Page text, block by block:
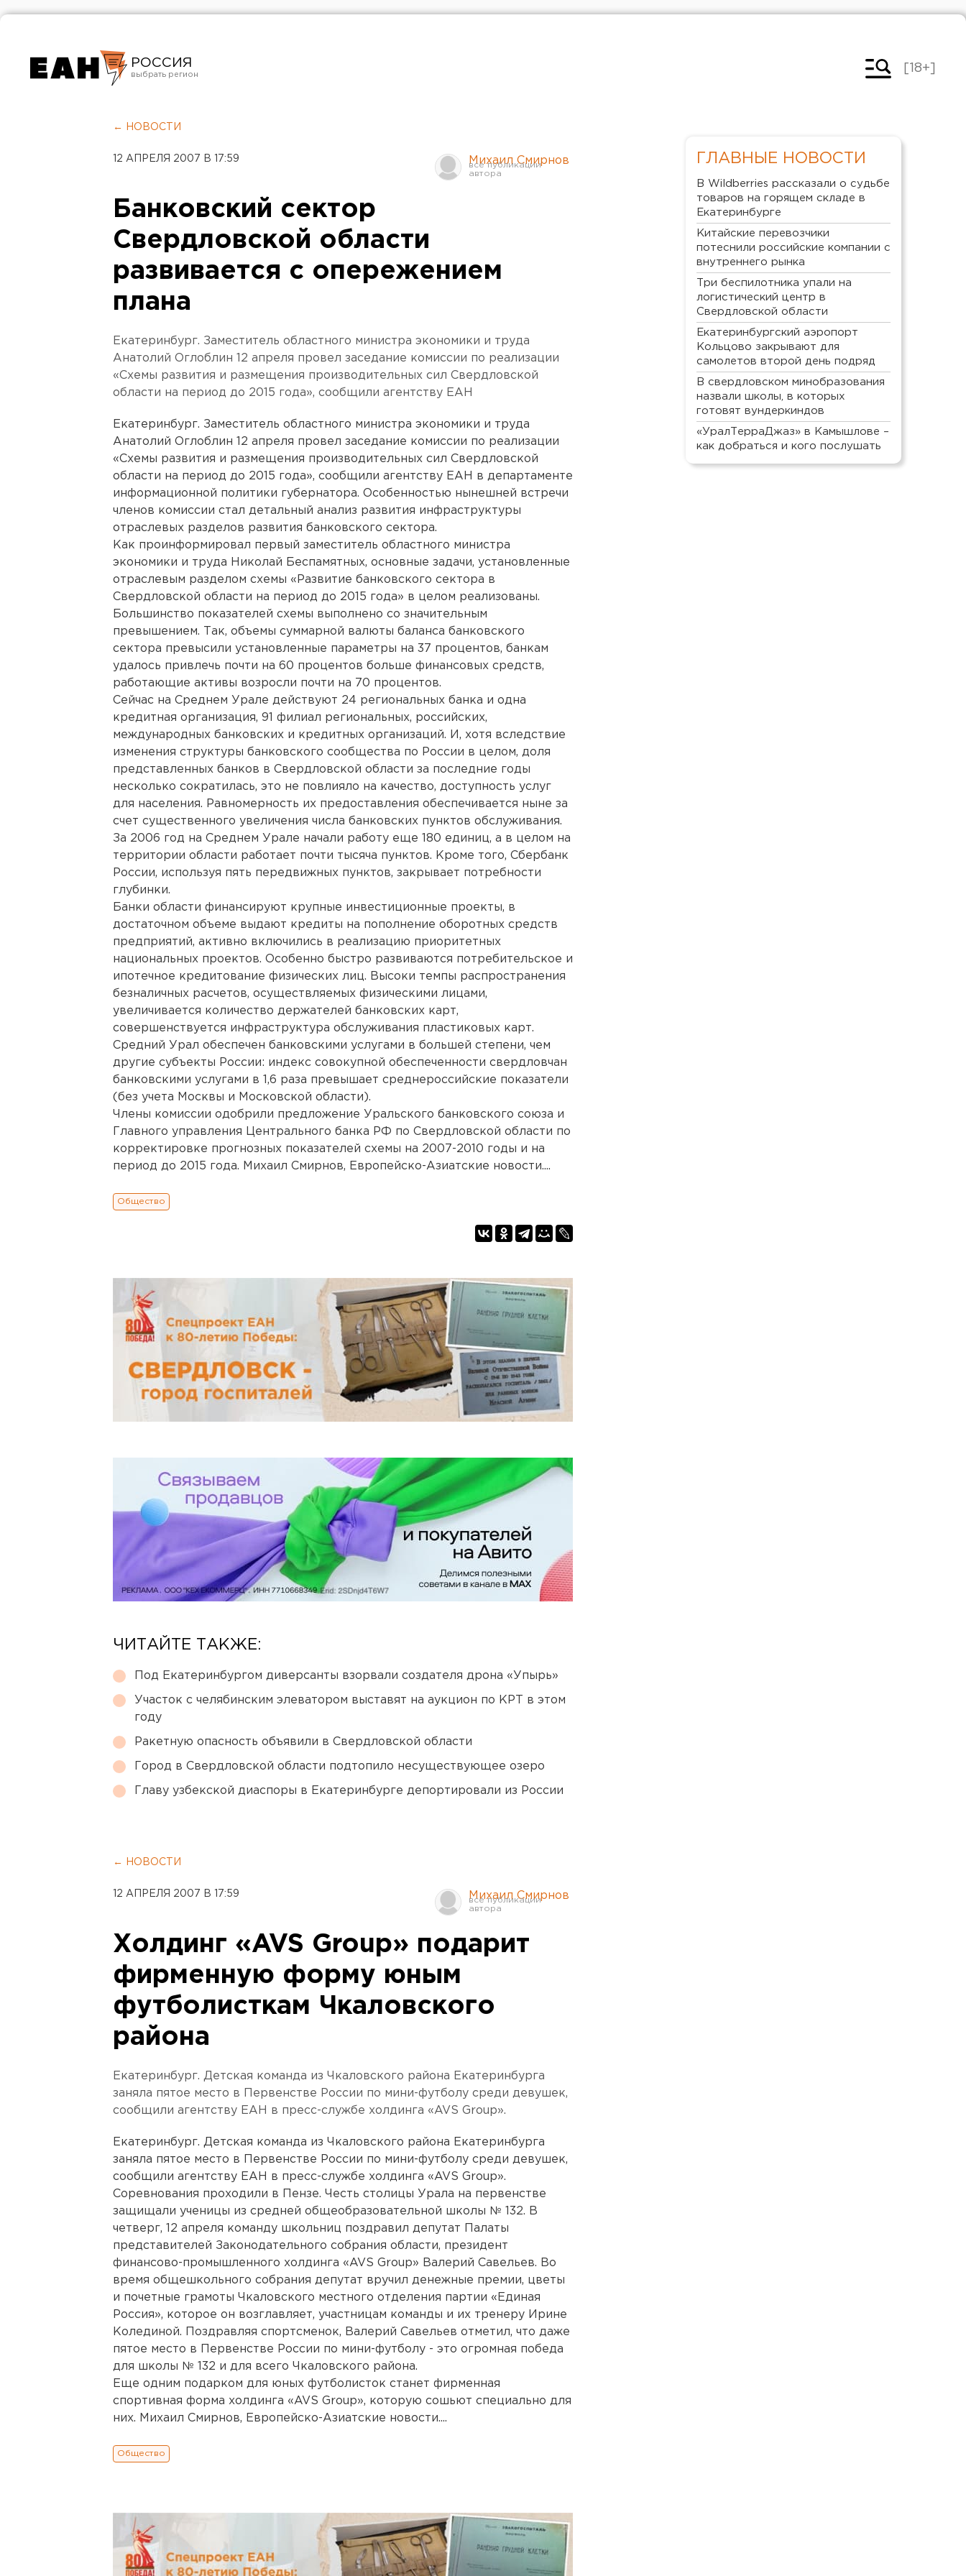
РОССИЯ
Челябинск
[18+]
← НОВОСТИ
12 АПРЕЛЯ 2007 В 17:59 Михаил Смирнов
Банковский сектор
Свердловской области
развивается с опережением
плана
Екатеринбург. Заместитель областного министра экономики и труда
Анатолий Оглоблин 12 апреля провел заседание комиссии по реализации
«Схемы развития и размещения производительных сил Свердловской
области на период до 2015 года», сообщили агентству ЕАН
Екатеринбург. Заместитель областного министра экономики и труда
Анатолий Оглоблин 12 апреля провел заседание комиссии по реализации
«Схемы развития и размещения производительных сил Свердловской
области на период до 2015 года», сообщили агентству ЕАН в департаменте
информационной политики губернатора. Особенностью нынешней встречи
членов комиссии стал детальный анализ развития инфраструктуры
отраслевых разделов развития банковского сектора.
Как проинформировал первый заместитель областного министра
экономики и труда Николай Беспамятных, основные задачи, установленные
отраслевым разделом схемы «Развитие банковского сектора в
Свердловской области на период до 2015 года» в целом реализованы.
Большинство показателей схемы выполнено со значительным
превышением. Так, объемы суммарной валюты баланса банковского
сектора превысили установленные параметры на 37 процентов, банкам
удалось привлечь почти на 60 процентов больше финансовых средств,
работающие активы возросли почти на 70 процентов.
Сейчас на Среднем Урале действуют 24 региональных банка и одна
кредитная организация, 91 филиал региональных, российских,
международных банковских и кредитных организаций. И, хотя вследствие
изменения структуры банковского сообщества по России в целом, доля
представленных банков в Свердловской области за последние годы
несколько сократилась, это не повлияло на качество, доступность услуг
для населения. Равномерность их предоставления обеспечивается ныне за
счет существенного увеличения числа банковских пунктов обслуживания.
За 2006 год на Среднем Урале начали работу еще 180 единиц, а в целом на
территории области работает почти тысяча пунктов. Кроме того, Сбербанк
России, используя пять передвижных пунктов, закрывает потребности
глубинки.
Банки области финансируют крупные инвестиционные проекты, в
достаточном объеме выдают кредиты на пополнение оборотных средств
предприятий, активно включились в реализацию приоритетных
национальных проектов. Особенно быстро развиваются потребительское и
ипотечное кредитование физических лиц. Высоки темпы распространения
безналичных расчетов, осуществляемых физическими лицами,
увеличивается количество держателей банковских карт,
совершенствуется инфраструктура обслуживания пластиковых карт.
Средний Урал обеспечен банковскими услугами в большей степени, чем
другие субъекты России: индекс совокупной обеспеченности свердловчан
банковскими услугами в 1,6 раза превышает среднероссийские показатели
(без учета Москвы и Московской области).
Члены комиссии одобрили предложение Уральского банковского союза и
Главного управления Центрального банка РФ по Свердловской области по
корректировке прогнозных показателей схемы на 2007-2010 годы и на
период до 2015 года. Михаил Смирнов, Европейско-Азиатские новости....
Общество
ЧИТАЙТЕ ТАКЖЕ:
Под Екатеринбургом диверсанты взорвали создателя дрона «Упырь»
Участок с челябинским элеватором выставят на аукцион по КРТ в этом
году
Ракетную опасность объявили в Свердловской области
Город в Свердловской области подтопило несуществующее озеро
Главу узбекской диаспоры в Екатеринбурге депортировали из России
← НОВОСТИ
12 АПРЕЛЯ 2007 В 17:59 Михаил Смирнов
Холдинг «AVS Group» подарит
фирменную форму юным
футболисткам Чкаловского
района
Екатеринбург. Детская команда из Чкаловского района Екатеринбурга
заняла пятое место в Первенстве России по мини-футболу среди девушек,
сообщили агентству ЕАН в пресс-службе холдинга «AVS Group».
Екатеринбург. Детская команда из Чкаловского района Екатеринбурга
заняла пятое место в Первенстве России по мини-футболу среди девушек,
сообщили агентству ЕАН в пресс-службе холдинга «AVS Group».
Соревнования проходили в Пензе. Честь столицы Урала на первенстве
защищали ученицы из средней общеобразовательной школы № 132. В
четверг, 12 апреля команду школьниц поздравил депутат Палаты
представителей Законодательного собрания области, президент
финансово-промышленного холдинга «AVS Group» Валерий Савельев. Во
время общешкольного собрания депутат вручил денежные премии, цветы
и почетные грамоты Чкаловского местного отделения партии «Единая
Россия», которое он возглавляет, участницам команды и их тренеру Ирине
Колединой. Поздравляя спортсменок, Валерий Савельев отметил, что даже
пятое место в Первенстве России по мини-футболу - это огромная победа
для школы № 132 и для всего Чкаловского района.
Еще одним подарком для юных футболисток станет фирменная
спортивная форма холдинга «AVS Group», которую сошьют специально для
них. Михаил Смирнов, Европейско-Азиатские новости....
Общество
ГЛАВНЫЕ НОВОСТИ
В Wildberries рассказали о судьбе
товаров на горящем складе в
Екатеринбурге
Китайские перевозчики
потеснили российские компании с
внутреннего рынка
Три беспилотника упали на
логистический центр в
Свердловской области
Екатеринбургский аэропорт
Кольцово закрывают для
самолетов второй день подряд
В свердловском минобразования
назвали школы, в которых
готовят вундеркиндов
«УралТерраДжаз» в Камышлове –
как добраться и кого послушать